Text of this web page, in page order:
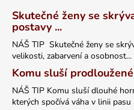
Skutečné ženy se
postavy ...
NÁŠ TIP Skutečné ženy se
velikosti, zabarvení a osobnost...
Komu sluší
NÁŠ TIP Komu sluší dlouhé
kterých spočívá váha v linii pasu